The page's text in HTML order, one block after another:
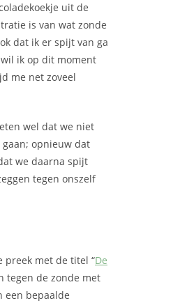
uit de
is van wat zonde
dat ik er spijt van ga
ik op dit moment
me net zoveel
wel dat we niet
opnieuw dat
we daarna spijt
tegen onszelf
preek met de titel “De
tegen de zonde met
een bepaalde